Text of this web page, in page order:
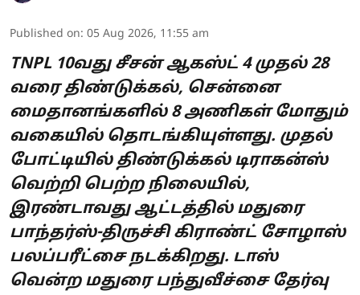
Published on: 05 Aug 2026, 11:55 am
TNPL 10வது சீசன் ஆகஸ்ட் 4 முதல் 28
வரை திண்டுக்கல், சென்னை
மைதானங்களில் 8 அணிகள் மோதும்
வகையில் தொடங்கியுள்ளது. முதல்
போட்டியில் திண்டுக்கல் டிராகன்ஸ்
வெற்றி பெற்ற நிலையில்,
இரண்டாவது ஆட்டத்தில் மதுரை
பாந்தர்ஸ்-திருச்சி கிராண்ட் சோழாஸ்
பலப்பரீட்சை நடக்கிறது. டாஸ்
வென்ற மதுரை பந்துவீச்சை தேர்வு